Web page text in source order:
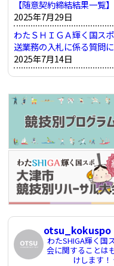
【随意契約締結結果一覧】
2025年7月29日
わたＳＨＩＧＡ輝く国ス
送業務の入札に係る質問
2025年7月14日
otsu_kokuspo
わたSHIGA輝く国
会に関することは
けします！